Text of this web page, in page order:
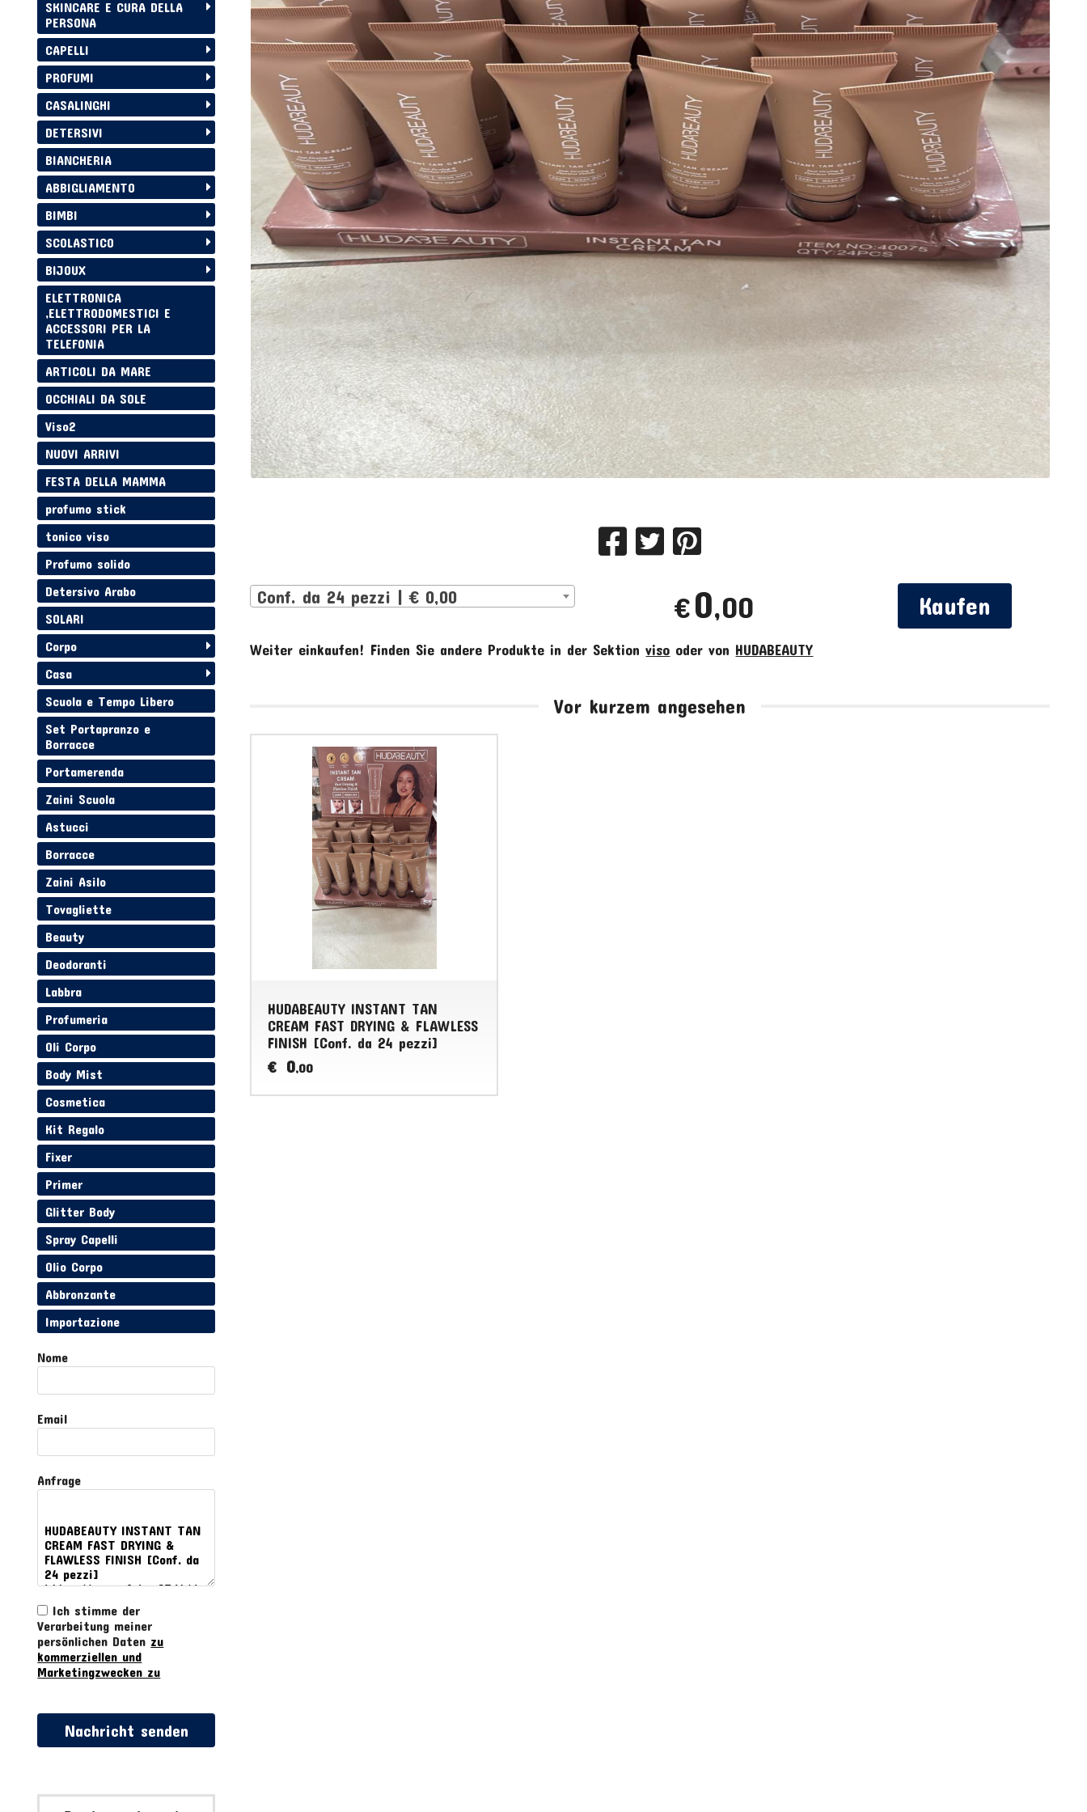
Conf. da 24 pezzi | € 0,00 €0,00 Kaufen
Weiter einkaufen! Finden Sie andere Produkte in der Sektionviso oder von HUDABEAUTY
Vor kurzem angesehen
HUDABEAUTY INSTANT TAN
CREAM FAST DRYING & FLAWLESS
FINISH [Conf. da 24 pezzi]
€ 0,00
SKINCARE E CURA DELLA
PERSONA
CAPELLI
PROFUMI
CASALINGHI
DETERSIVI
BIANCHERIA
ABBIGLIAMENTO
BIMBI
SCOLASTICO
BIJOUX
ELETTRONICA
,ELETTRODOMESTICI E
ACCESSORI PER LA
TELEFONIA
ARTICOLI DA MARE
OCCHIALI DA SOLE
Viso2
NUOVI ARRIVI
FESTA DELLA MAMMA
profumo stick
tonico viso
Profumo solido
Detersivo Arabo
SOLARI
Corpo
Casa
Scuola e Tempo Libero
Set Portapranzo e
Borracce
Portamerenda
Zaini Scuola
Astucci
Borracce
Zaini Asilo
Tovagliette
Beauty
Deodoranti
Labbra
Profumeria
Oli Corpo
Body Mist
Cosmetica
Kit Regalo
Fixer
Primer
Glitter Body
Spray Capelli
Olio Corpo
Abbronzante
Importazione
Nome
Email
Anfrage
Ich stimme der
Verarbeitung meiner
persönlichen Daten zu
kommerziellen und
Marketingzwecken zu
Nachricht senden